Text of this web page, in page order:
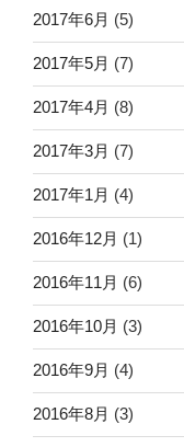
2017年6月 (5)
2017年5月 (7)
2017年4月 (8)
2017年3月 (7)
2017年1月 (4)
2016年12月 (1)
2016年11月 (6)
2016年10月 (3)
2016年9月 (4)
2016年8月 (3)